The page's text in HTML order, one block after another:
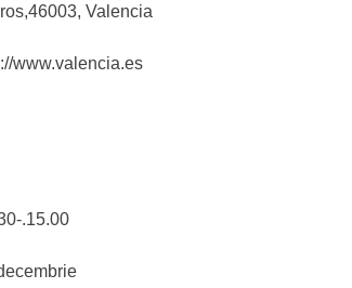
Valencia
www.valencia.es
.15.00